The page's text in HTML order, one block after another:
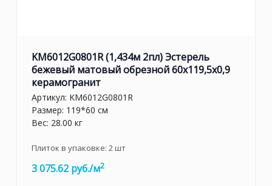
KM6012G0801R (1,434м 2пл) Эстерель
бежевый матовый обрезной 60x119,5x0,9
керамогранит
Артикул: KM6012G0801R
Размер: 119*60 см
Вес: 28.00 кг
Плиток в упаковке: 2шт
3 075.62 руб./м2